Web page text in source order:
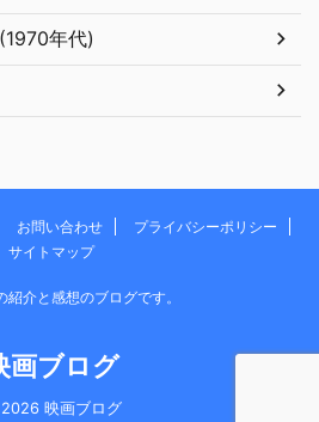
年代)
お問い合わせ
プライバシーポリシー
サイトマップ
紹介と感想のブログです。
画ブログ
映画ブログ